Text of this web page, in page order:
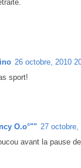
26 octobre, 2010
sport!
O.o°"" 27 octobre,
avant la pause